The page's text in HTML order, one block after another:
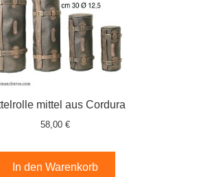
mittel aus Cordura
58,00 €
In den Warenkorb